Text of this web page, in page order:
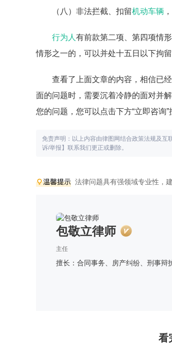
（八）非法拦截、扣留机动车辆
行为人 有前款第二项、第四项情
情形之一的，可以并处十五日以下拘留
查看了上面文章的内容，相信已
面的问题时，需要沉着冷静的面对并
您的问题，您可以点击下方“立即咨询”
免责声明：以上内容由律图网结合政策法规及互
诉/举报】联系我们更正或删除。
法律问题具有强领域专业性，
包敬立律师
主任
擅长：合同事务、房产纠纷、刑事辩
看